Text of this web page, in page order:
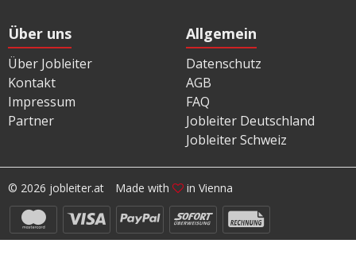
Über uns
Über Jobleiter
Kontakt
Impressum
Partner
Allgemein
Datenschutz
AGB
FAQ
Jobleiter Deutschland
Jobleiter Schweiz
© 2026 jobleiter.at Made with in Vienna